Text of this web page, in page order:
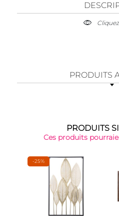
PRODUITS
PRODUITS
Ces produits
-25%